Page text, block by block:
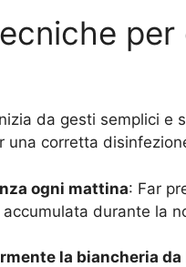
da gesti semplici
una corretta
ogni mattina: Far
accumulata durante la
la biancheria